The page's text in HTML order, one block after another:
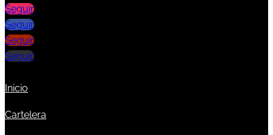
Seguir
Seguir
Seguir
Seguir
Inicio
Cartelera